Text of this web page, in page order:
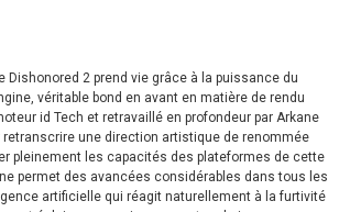
Dishonored 2 prend vie grâce à la puissance du
véritable bond en avant en matière de rendu
id Tech et retravaillé en profondeur par Arkane
retranscrire une direction artistique de renommée
pleinement les capacités des plateformes de cette
permet des avancées considérables dans tous les
artificielle qui réagit naturellement à la furtivité